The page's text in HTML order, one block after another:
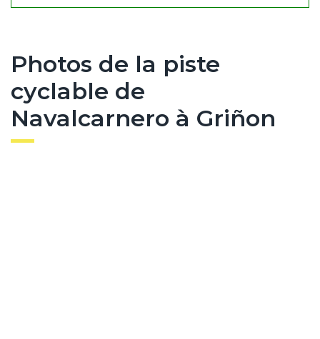
Photos de la piste
cyclable de
Navalcarnero à Griñon